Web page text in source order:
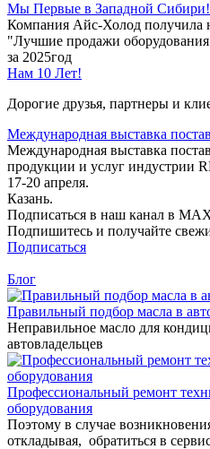
Мы Первые в Западной Сибири!
Компания Айс-Холод получила
"Лучшие продажи
за 2025год
Нам 10 Лет!
Дорогие друзья, партнеры и
Международная выставка
Международная выставка
продукции и услуг индустрии
17-20 апреля.
Казань.
Подписаться в наш канал в
Подпишитесь и получайте
Подписаться
Блог
Правильный подбор масла в
Неправильное масло для
автовладельцев
Профессиональный ремонт
оборудования
Поэтому в случае
откладывая, обратиться в